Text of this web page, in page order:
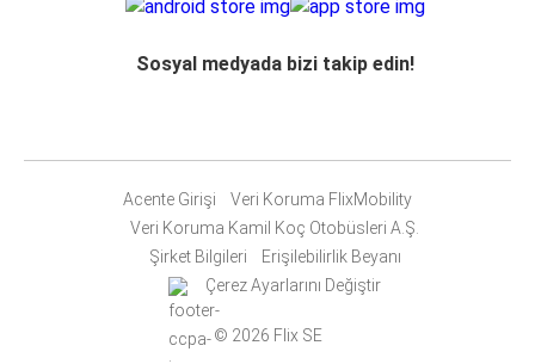
Sosyal medyada bizi takip edin!
Acente Girişi
Veri Koruma FlixMobility
Veri Koruma Kamil Koç Otobüsleri A.Ş.
Şirket Bilgileri
Erişilebilirlik Beyanı
Çerez Ayarlarını Değiştir
© 2026 Flix SE